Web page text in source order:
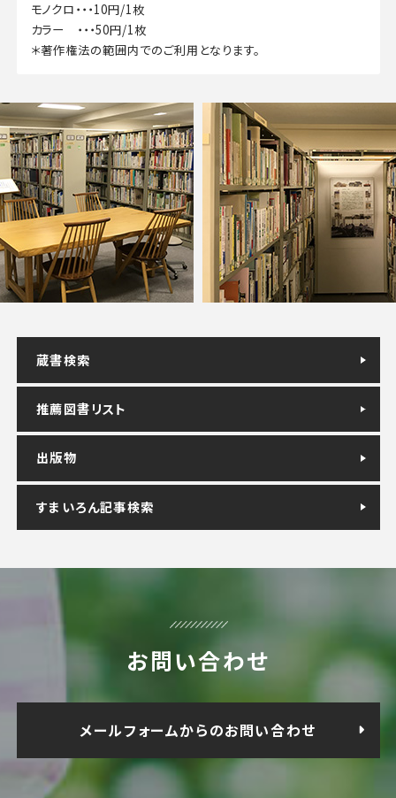
モノクロ・・・10円/1枚
カラー ・・・50円/1枚
＊著作権法の範囲内でのご利用となります。
蔵書検索
推薦図書リスト
出版物
すまいろん記事検索
お問い合わせ
メールフォームからのお問い合わせ